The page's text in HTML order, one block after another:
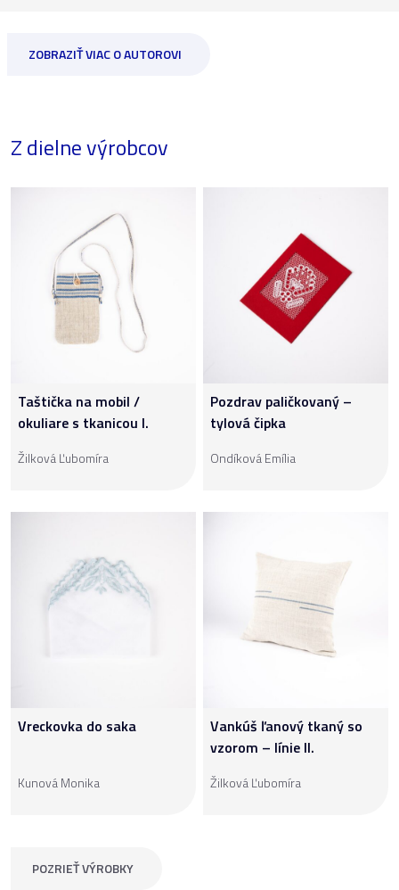
ZOBRAZIŤ VIAC O AUTOROVI
Z dielne výrobcov
Taštička na mobil /
okuliare s tkanicou I.
Žilková Ľubomíra
Pozdrav paličkovaný –
tylová čipka
Ondíková Emília
Vreckovka do saka
Kunová Monika
Vankúš ľanový tkaný so
vzorom – línie II.
Žilková Ľubomíra
POZRIEŤ VÝROBKY